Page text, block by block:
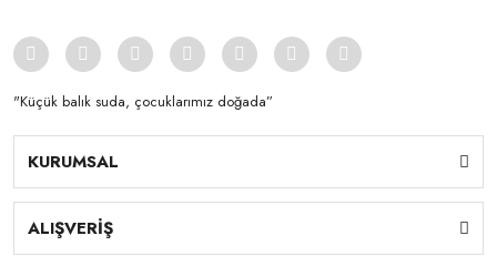
"Küçük balık suda, çocuklarımız doğada”
KURUMSAL
ALIŞVERİŞ